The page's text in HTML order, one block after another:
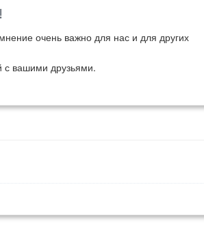
очень важно для нас и для других
с вашими друзьями.